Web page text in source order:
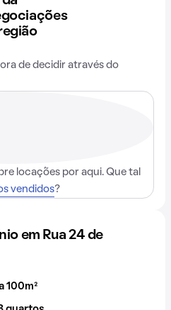
de decidir através do
locações por aqui. Que tal
vendidos?
em Rua 24 de
100m²